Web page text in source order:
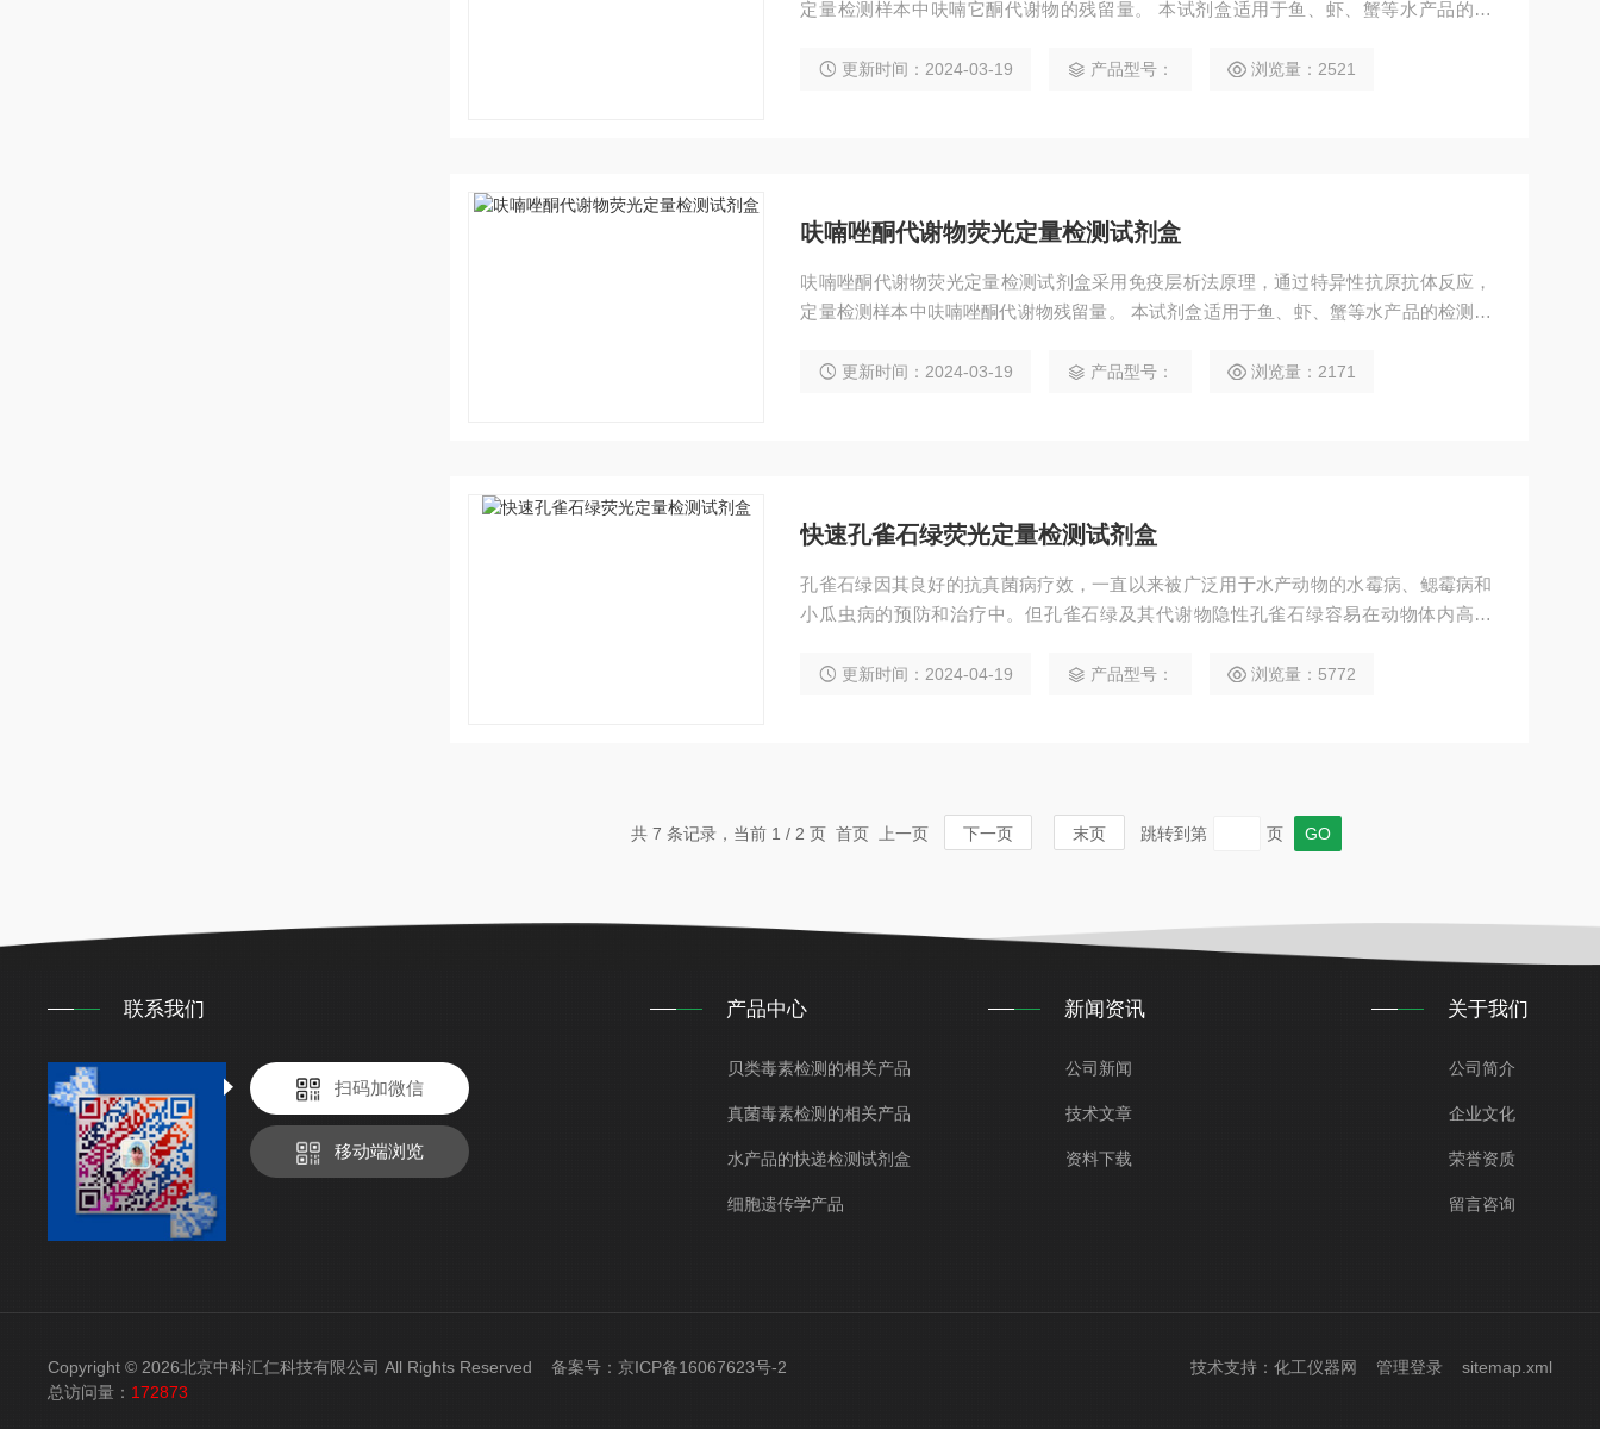
定量检测样本中呋喃它酮代谢物的残留量。 本试剂盒适用于鱼、虾、蟹等水产品的检
更新时间：2024-03-19 产品型号： 浏览量：2521
呋喃唑酮代谢物荧光定量检测试剂盒
呋喃唑酮代谢物荧光定量检测试剂盒采用免疫层析法原理，通过特异性抗原抗体反应，
定量检测样本中呋喃唑酮代谢物残留量。 本试剂盒适用于鱼、虾、蟹等水产品的检测。
更新时间：2024-03-19 产品型号： 浏览量：2171
快速孔雀石绿荧光定量检测试剂盒
孔雀石绿因其良好的抗真菌病疗效，一直以来被广泛用于水产动物的水霉病、鳃霉病和
小瓜虫病的预防和治疗中。但孔雀石绿及其代谢物隐性孔雀石绿容易在动物体内高残
更新时间：2024-04-19 产品型号： 浏览量：5772
共 7 条记录，当前 1 / 2 页 首页 上一页 下一页 末页 跳转到第 页
联系我们
扫码加微信
移动端浏览
产品中心
贝类毒素检测的相关产品
真菌毒素检测的相关产品
水产品的快递检测试剂盒
细胞遗传学产品
新闻资讯
公司新闻
技术文章
资料下载
关于我们
公司简介
企业文化
荣誉资质
留言咨询
Copyright © 2026北京中科汇仁科技有限公司 All Rights Reserved 备案号： 京ICP备16067623号-2
总访问量： 172873
技术支持： 化工仪器网 管理登录 sitemap.xml